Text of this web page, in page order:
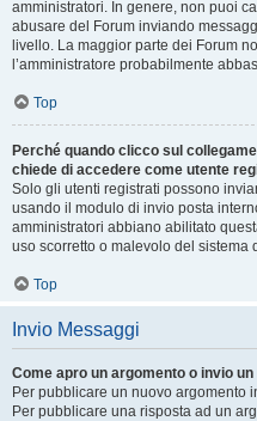
amministratori. In genere, non puoi
abusare del Forum inviando
livello. La maggior parte dei Forum
l’amministratore probabilmente
Top
Perché quando clicco sul
chiede di accedere come utente
Solo gli utenti registrati possono
usando il modulo di invio posta
amministratori abbiano abilitato
uso scorretto o malevolo del sistema
Top
Invio Messaggi
Come apro un argomento o invio
Per pubblicare un nuovo argomento
Per pubblicare una risposta ad un